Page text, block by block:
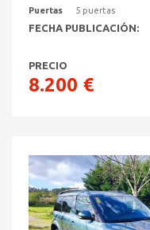
Puertas
5 puertas
FECHA PUBLICACIÓN:
PRECIO
8.200 €